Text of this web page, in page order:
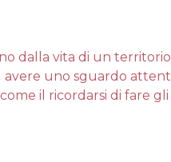
dalla vita di un
uno sguardo
il ricordarsi di fare